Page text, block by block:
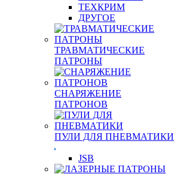
ТЕХКРИМ
ДРУГОЕ
ТРАВМАТИЧЕСКИЕ
ПАТРОНЫ
СНАРЯЖЕНИЕ
ПАТРОНОВ
ПУЛИ ДЛЯ ПНЕВМАТИКИ
JSB